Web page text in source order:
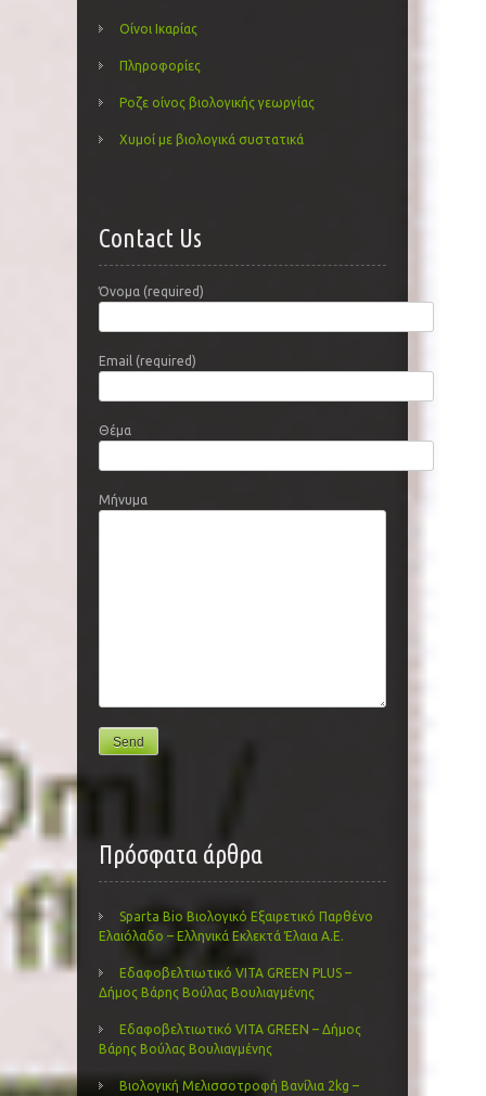
Οίνοι Ικαρίας
Πληροφορίες
Ροζε οίνος βιολογικής γεωργίας
Χυμοί με βιολογικά συστατικά
Contact Us
Όνομα (required)
Email (required)
Θέμα
Μήνυμα
Πρόσφατα άρθρα
Sparta Bio Βιολογικό Εξαιρετικό Παρθένο
Ελαιόλαδο – Ελληνικά Εκλεκτά Έλαια Α.Ε.
Εδαφοβελτιωτικό VITA GREEN PLUS –
Δήμος Βάρης Βούλας Βουλιαγμένης
Εδαφοβελτιωτικό VITA GREEN – Δήμος
Βάρης Βούλας Βουλιαγμένης
Βιολογική Μελισσοτροφή Βανίλια 2kg –